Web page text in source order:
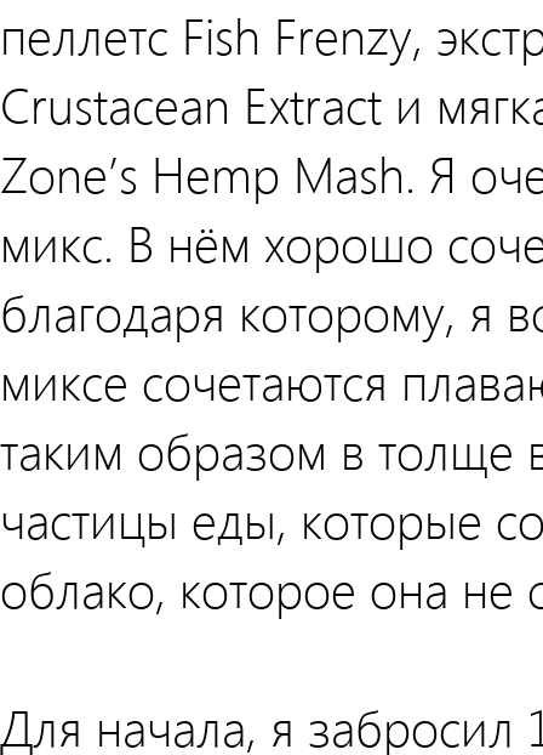
пеллетс Fish Frenzy,
Crustacean Extract и
Zone’s Hemp Mash. Я
микс. В нём хорошо
благодаря которому, я
миксе сочетаются
таким образом в толще
частицы еды, которые
облако, которое она не
Для начала, я забросил